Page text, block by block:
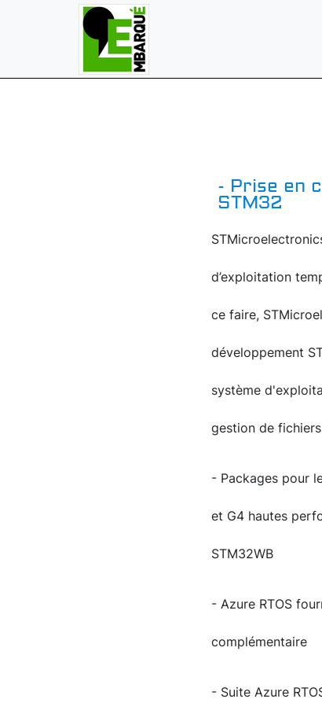
- Prise en
STM32
d’exploitation
ce faire,
développement
système
gestion de
- Packages pour
et G4 hautes
STM32WB
- Azure RTOS
complémentaire
- Suite Azure